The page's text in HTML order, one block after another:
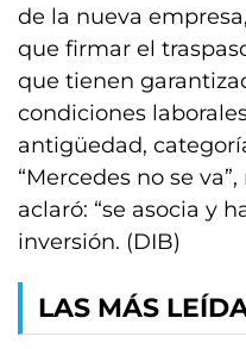
de la nueva
que firmar el
que tienen
condiciones
antigüedad,
“Mercedes no se
aclaró: “se asocia y
inversión. (DIB)
LAS MÁS